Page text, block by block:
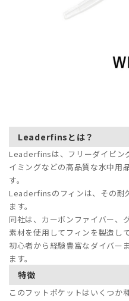
Leaderfinsとは？
Leaderfinsは、フリーダイビン
イミングなどの高品質な水中用
す。
Leaderfinsのフィンは、その耐
ます。
同社は、カーボンファイバー、
素材を使用してフィンを製造して
初心者から経験豊富なダイバー
ます。
特徴
このフットポケットはいくつ